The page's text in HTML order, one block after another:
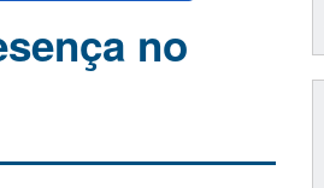
no